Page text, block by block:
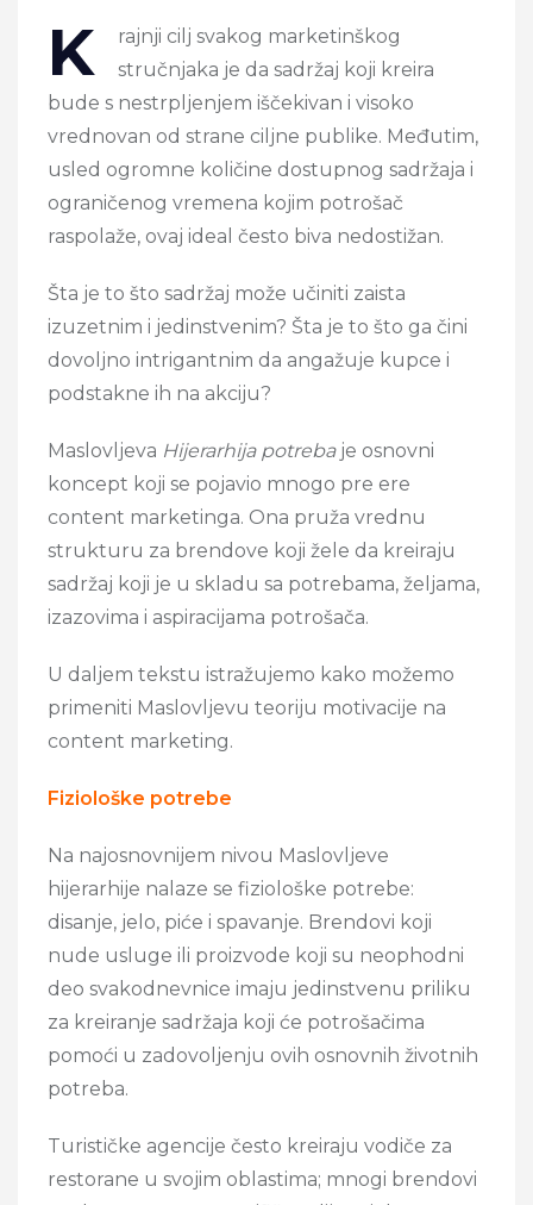
K
rajnji cilj svakog marketinškog
stručnjaka je da sadržaj koji kreira
bude s nestrpljenjem iščekivan i visoko
vrednovan od strane ciljne publike. Međutim,
usled ogromne količine dostupnog sadržaja i
ograničenog vremena kojim potrošač
raspolaže, ovaj ideal često biva nedostižan.
Šta je to što sadržaj može učiniti zaista
izuzetnim i jedinstvenim? Šta je to što ga čini
dovoljno intrigantnim da angažuje kupce i
podstakne ih na akciju?
Maslovljeva Hijerarhija potrebaje osnovni
koncept koji se pojavio mnogo pre ere
content marketinga. Ona pruža vrednu
strukturu za brendove koji žele da kreiraju
sadržaj koji je u skladu sa potrebama, željama,
izazovima i aspiracijama potrošača.
U daljem tekstu istražujemo kako možemo
primeniti Maslovljevu teoriju motivacije na
content marketing.
Fiziološke potrebe
Na najosnovnijem nivou Maslovljeve
hijerarhije nalaze se fiziološke potrebe:
disanje, jelo, piće i spavanje. Brendovi koji
nude usluge ili proizvode koji su neophodni
deo svakodnevnice imaju jedinstvenu priliku
za kreiranje sadržaja koji će potrošačima
pomoći u zadovoljenju ovih osnovnih životnih
potreba.
Turističke agencije često kreiraju vodiče za
restorane u svojim oblastima; mnogi brendovi